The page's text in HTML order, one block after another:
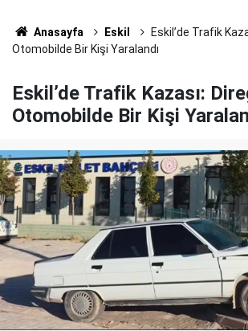
Anasayfa Eskil
Eskil’de Trafik
Otomobilde Bir Kişi Yaralandı
Eskil’de Trafik Kazası:
Otomobilde Bir Kişi